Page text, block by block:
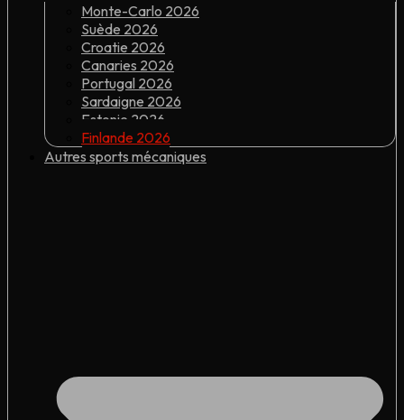
Monte-Carlo 2026
Suède 2026
Croatie 2026
Canaries 2026
Portugal 2026
Sardaigne 2026
Estonie 2026
Finlande 2026
Autres sports mécaniques